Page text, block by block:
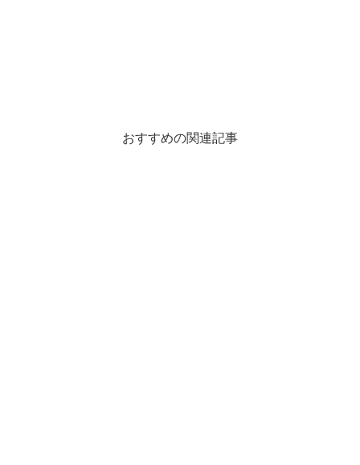
おすすめの関連記事